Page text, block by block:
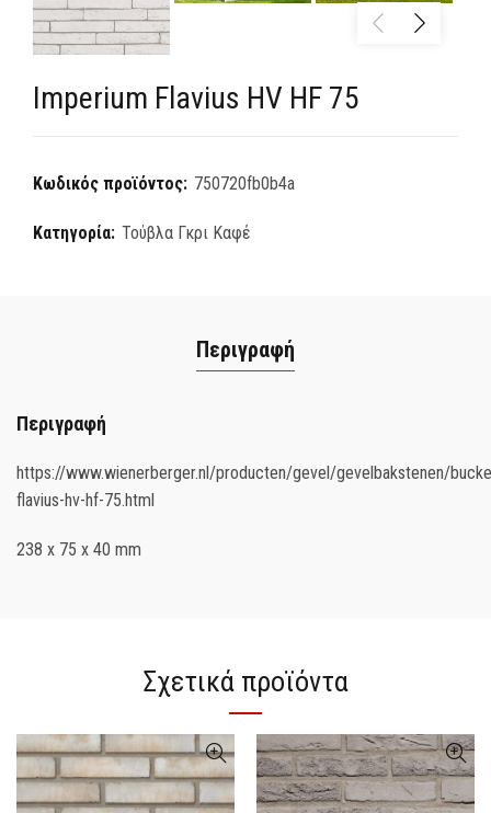
Imperium Flavius HV HF 75
Κωδικός προϊόντος: 750720fb0b4a
Κατηγορία: Τούβλα Γκρι Καφέ
Περιγραφή
Περιγραφή
https://www.wienerberger.nl/producten/gevel/gevelbakstenen/
flavius-hv-hf-75.html
238 x 75 x 40 mm
Σχετικά προϊόντα